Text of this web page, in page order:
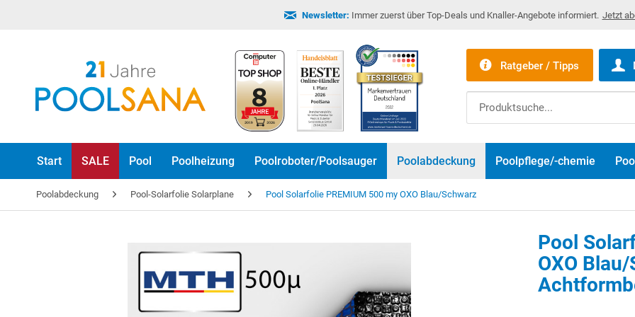
Newsletter: Immer zuerst über Top-Deals und Knaller-Angebote informiert. Jetzt
Ratgeber / Tipps
Start SALE Pool Poolheizung Poolroboter/Poolsauger Poolabdeckung Poolpflege/-chemie
Poolabdeckung Pool-Solarfolie Solarplane Pool Solarfolie PREMIUM 500 my OXO Blau/Schwarz
Bitte
Pool
OXO